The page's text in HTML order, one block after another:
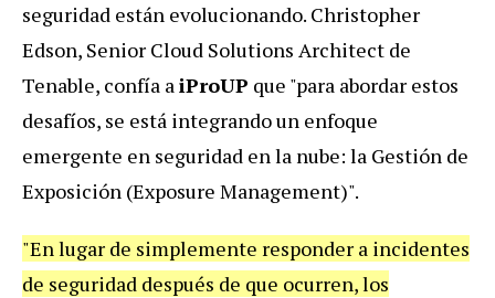
seguridad están evolucionando. Christopher
Edson, Senior Cloud Solutions Architect de
Tenable, confía aiProUP que "para abordar estos
desafíos, se está integrando un enfoque
emergente en seguridad en la nube: la Gestión de
Exposición (Exposure Management)".
"En lugar de simplemente responder a incidentes
de seguridad después de que ocurren, los